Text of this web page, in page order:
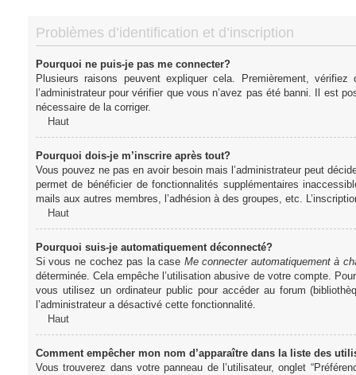
Problèmes d’identification et d’inscription
Pourquoi ne puis-je pas me connecter?
Plusieurs raisons peuvent expliquer cela. Premièrement,
l’administrateur pour vérifier que vous n’avez pas été banni. Il est
nécessaire de la corriger.
Haut
Pourquoi dois-je m’inscrire après tout?
Vous pouvez ne pas en avoir besoin mais l’administrateur peut
permet de bénéficier de fonctionnalités supplémentaires
mails aux autres membres, l’adhésion à des groupes, etc.
Haut
Pourquoi suis-je automatiquement déconnecté?
Si vous ne cochez pas la case Me connecter automatiquement à
déterminée. Cela empêche l’utilisation abusive de votre compte.
vous utilisez un ordinateur public pour accéder au forum
l’administrateur a désactivé cette fonctionnalité.
Haut
Comment empêcher mon nom d’apparaître dans la liste des
Vous trouverez dans votre panneau de l’utilisateur, onglet